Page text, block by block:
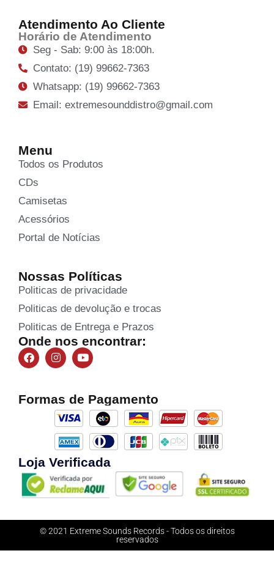
Atendimento Ao Cliente
Horário de Atendimento
Seg - Sab: 9:00 às 18:00h.
Contato: (19) 99662-7363
Whatsapp: (19) 99662-7363
Email: extremesounddistro@gmail.com
Menu
Todos os Produtos
CDs
Camisetas
Acessórios
Portal de Notícias
Nossas Políticas
Politicas de privacidade
Politicas de devolução e trocas
Politicas de Entrega e Prazos
Onde nos encontrar:
Formas de Pagamento
Loja Verificada
© 2021 Extreme Sounds Records - Todos os direitos
reservados